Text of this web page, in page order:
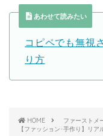
あわせて読みたい
コピペでも無視
り方
HOME
ファーストメ
【ファッション･手作り】リ